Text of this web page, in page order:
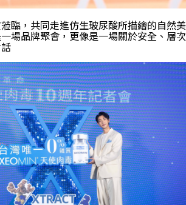
臨，共同走進仿生玻尿酸所描繪的自然美
場品牌聚會，更像是一場關於安全、層次